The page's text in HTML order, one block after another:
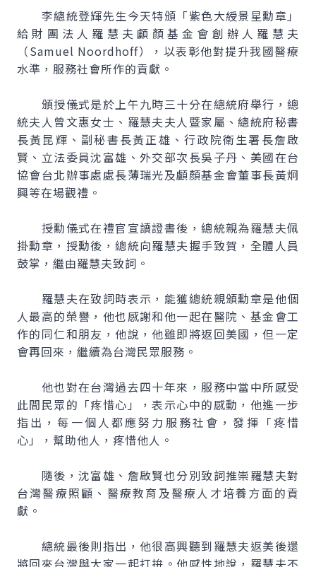
李總統登輝先生今天特頒「紫色大綬景星勳章」
給財團法人羅慧夫顱顏基金會創辦人羅慧夫
（Samuel Noordhoff），以表彰他對提升我國醫療
水準，服務社會所作的貢獻。
頒授儀式是於上午九時三十分在總統府舉行，總
統夫人曾文惠女士、羅慧夫夫人暨家屬、總統府秘書
長黃昆輝、副秘書長黃正雄、行政院衛生署長詹啟
賢、立法委員沈富雄、外交部次長吳子丹、美國在台
協會台北辦事處處長薄瑞光及顱顏基金會董事長黃炯
興等在場觀禮。
授勳儀式在禮官宣讀證書後，總統親為羅慧夫佩
掛勳章，授勳後，總統向羅慧夫握手致賀，全體人員
鼓掌，繼由羅慧夫致詞。
羅慧夫在致詞時表示，能獲總統親頒勳章是他個
人最高的榮譽，他也感謝和他一起在醫院、基金會工
作的同仁和朋友，他說，他雖即將返回美國，但一定
會再回來，繼續為台灣民眾服務。
他也對在台灣過去四十年來，服務中當中所感受
此間民眾的「疼惜心」，表示心中的感動，他進一步
指出，每一個人都應努力服務社會，發揮「疼惜
心」，幫助他人，疼惜他人。
隨後，沈富雄、詹啟賢也分別致詞推崇羅慧夫對
台灣醫療照顧、醫療教育及醫療人才培養方面的貢
獻。
總統最後則指出，他很高興聽到羅慧夫返美後還
將回來台灣與大家一起打拚。他感性地說，羅慧夫不